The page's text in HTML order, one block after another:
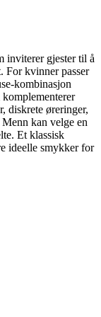
inviterer gjester til å
For kvinner passer
kombinasjon
komplementerer
diskrete øreringer,
kan velge en
Et klassisk
ideelle smykker for